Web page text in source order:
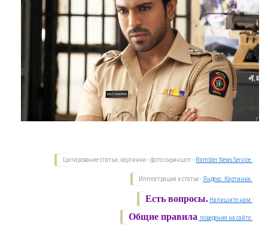
Цитирование статьи, картинки - фото скриншот - Rambler News Service.
Иллюстрация к статье - Яндекс. Картинки.
Есть вопросы. Напишите нам.
Общие правила поведения на сайте.